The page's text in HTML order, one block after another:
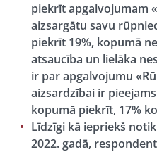
piekrīt apgalvojumam
aizsargātu savu
piekrīt 19%, kopumā
atsaucība un lielāka
ir par apgalvojumu
aizsardzībai ir
kopumā piekrīt, 17%
Līdzīgi kā iepriekš
2022. gadā,